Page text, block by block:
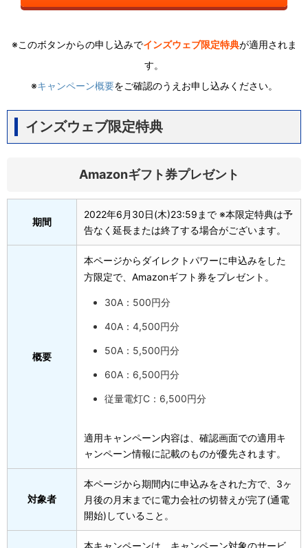
※このボタンからの申し込みでインズウェブ限定特典が適用されま
す。
※キャンペーン概要をご確認のうえお申し込みください。
インズウェブ限定特典
Amazonギフト券プレゼント
期間
2022年6月30日(木)23:59まで ※本限定特典は予
告なく延長または終了する場合がございます。
概要
本ページからダイレクトパワーに申込みをした
方限定で、Amazonギフト券をプレゼント。
30A：500円分
40A：4,500円分
50A：5,500円分
60A：6,500円分
従量電灯C：6,500円分
適用キャンペーン内容は、確認画面での適用キ
ャンペーン情報に記載のものが優先されます。
対象者
本ページから期間内に申込みをされた方で、3ヶ
月後の月末までに電力会社の切替えが完了(通電
開始)していること。
本キャンペーンは、キャンペーン対象のサービ